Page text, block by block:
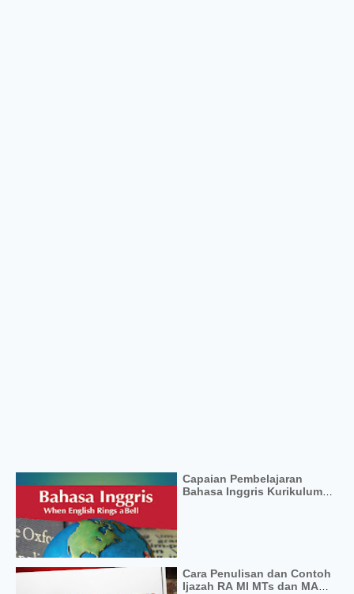
Capaian Pembelajaran
Bahasa Inggris Kurikulum
Cara Penulisan dan Contoh
Ijazah RA MI MTs dan MA